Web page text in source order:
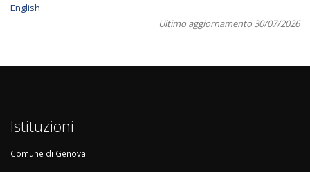
English
Ultimo aggiornamento 30/07/2026
Istituzioni
Comune di Genova